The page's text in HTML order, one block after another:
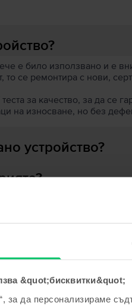
&quot;бисквитки&quot;
за да персонализираме
е било използвано и е
се ремонтира с нови,
за качество, за да се
на износване, но без
устройство?
Сходни